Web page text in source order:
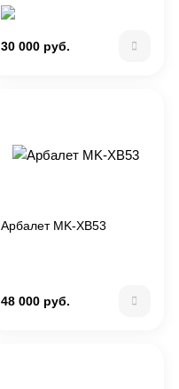
30 000 руб.
Арбалет MK-XB53
48 000 руб.